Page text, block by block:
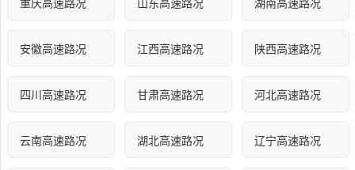
重庆高速路况 山东高速路况 湖南高速路况
安徽高速路况 江西高速路况 陕西高速路况
四川高速路况 甘肃高速路况 河北高速路况
云南高速路况 湖北高速路况 辽宁高速路况